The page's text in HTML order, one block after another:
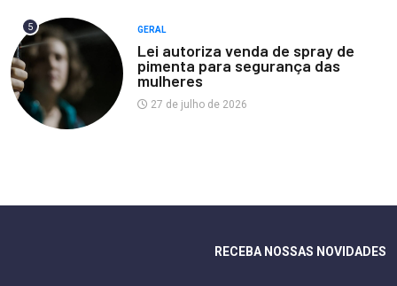
5 GERAL
Lei autoriza venda de spray de
pimenta para segurança das
mulheres
27 de julho de 2026
RECEBA NOSSAS NOVIDADES